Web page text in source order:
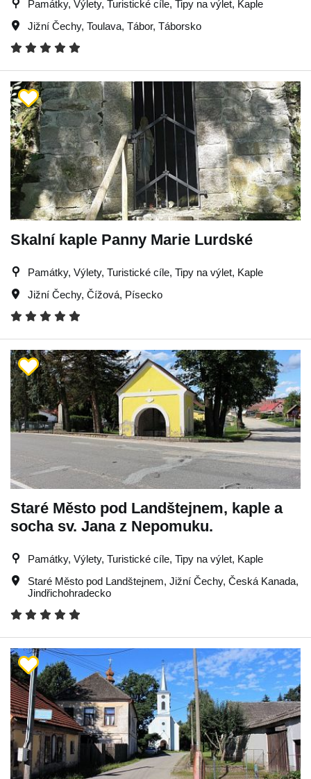
Památky, Výlety, Turistické cíle, Tipy na výlet, Kaple
Jižní Čechy, Toulava, Tábor, Táborsko
Skalní kaple Panny Marie Lurdské
Památky, Výlety, Turistické cíle, Tipy na výlet, Kaple
Jižní Čechy, Čížová, Písecko
Staré Město pod Landštejnem, kaple a
socha sv. Jana z Nepomuku.
Památky, Výlety, Turistické cíle, Tipy na výlet, Kaple
Staré Město pod Landštejnem, Jižní Čechy, Česká Kanada,
Jindřichohradecko